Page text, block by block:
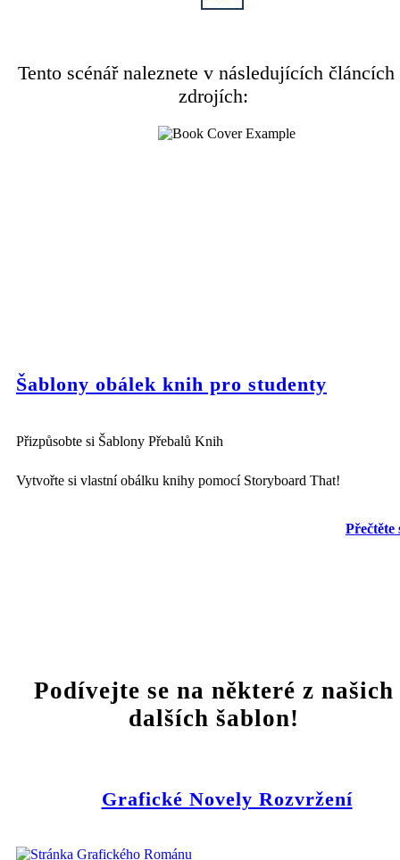
Tento scénář naleznete v následujících článcích
zdrojích:
Šablony obálek knih pro studenty
Přizpůsobte si Šablony Přebalů Knih
Vytvořte si vlastní obálku knihy pomocí Storyboard That!
Přečtěte
Podívejte se na některé z našich
dalších šablon!
Grafické Novely Rozvržení